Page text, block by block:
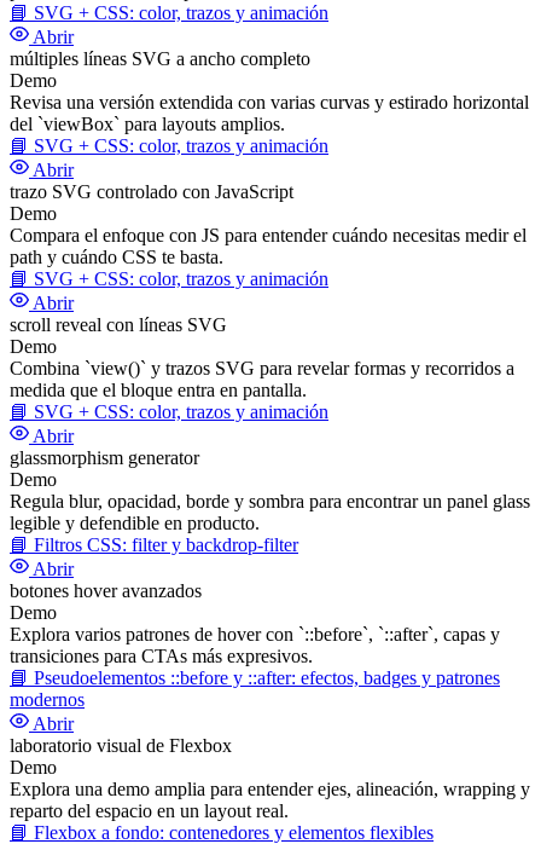
📘 SVG + CSS: color, trazos y animación
Abrir
múltiples líneas SVG a ancho completo
Demo
Revisa una versión extendida con varias curvas y estirado horizontal
del `viewBox` para layouts amplios.
📘 SVG + CSS: color, trazos y animación
Abrir
trazo SVG controlado con JavaScript
Demo
Compara el enfoque con JS para entender cuándo necesitas medir el
path y cuándo CSS te basta.
📘 SVG + CSS: color, trazos y animación
Abrir
scroll reveal con líneas SVG
Demo
Combina `view()` y trazos SVG para revelar formas y recorridos a
medida que el bloque entra en pantalla.
📘 SVG + CSS: color, trazos y animación
Abrir
glassmorphism generator
Demo
Regula blur, opacidad, borde y sombra para encontrar un panel glass
legible y defendible en producto.
📘 Filtros CSS: filter y backdrop-filter
Abrir
botones hover avanzados
Demo
Explora varios patrones de hover con `::before`, `::after`, capas y
transiciones para CTAs más expresivos.
📘 Pseudoelementos ::before y ::after: efectos, badges y patrones
modernos
Abrir
laboratorio visual de Flexbox
Demo
Explora una demo amplia para entender ejes, alineación, wrapping y
reparto del espacio en un layout real.
📘 Flexbox a fondo: contenedores y elementos flexibles